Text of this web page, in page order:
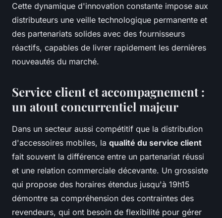
Cette dynamique d'innovation constante impose aux
distributeurs une veille technologique permanente et
des partenariats solides avec des fournisseurs
réactifs, capables de livrer rapidement les dernières
nouveautés du marché.
Service client et accompagnement :
un atout concurrentiel majeur
Dans un secteur aussi compétitif que la distribution
d'accessoires mobiles, la qualité du service client
fait souvent la différence entre un partenariat réussi
et une relation commerciale décevante. Un grossiste
qui propose des horaires étendus jusqu'à 19h15
démontre sa compréhension des contraintes des
revendeurs, qui ont besoin de flexibilité pour gérer